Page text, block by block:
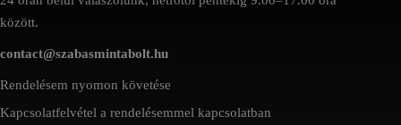
között.
contact@szabasmintabolt.hu
Rendelésem nyomon követése
Kapcsolatfelvétel a rendelésemmel kapcsolatban